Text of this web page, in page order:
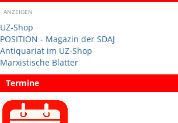
ANZEIGEN
UZ-Shop
POSITION - Magazin der SDAJ
Antiquariat im UZ-Shop
Marxistische Blätter
Termine